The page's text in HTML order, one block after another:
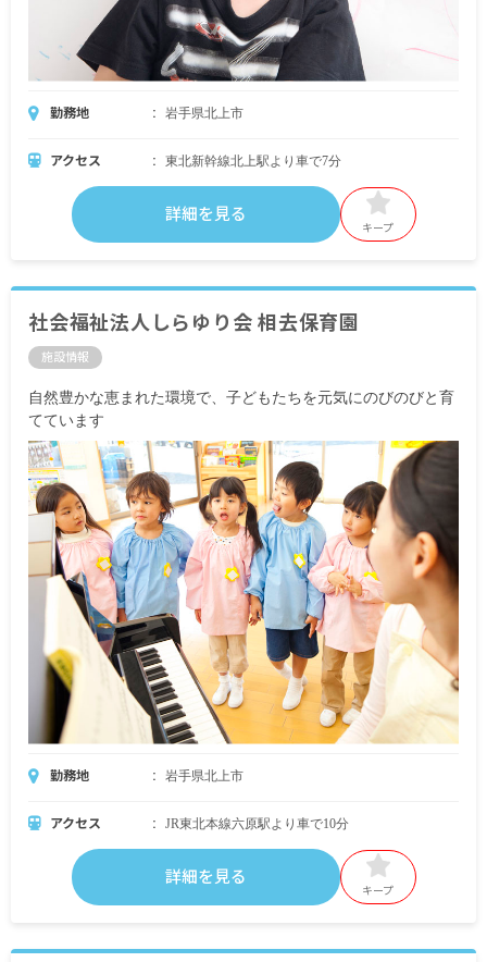
勤務地 岩手県北上市
アクセス 東北新幹線北上駅より車で7分
詳細を見る
キープ
社会福祉法人しらゆり会 相去保育園
施設情報
自然豊かな恵まれた環境で、子どもたちを元気にのびのびと育
てています
勤務地 岩手県北上市
アクセス JR東北本線六原駅より車で10分
詳細を見る
キープ